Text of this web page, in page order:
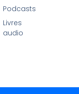
Podcasts
Livres
audio